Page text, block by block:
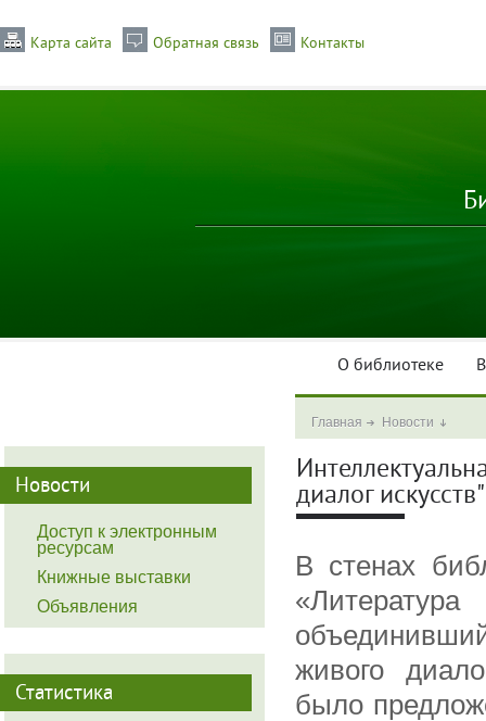
Карта сайта Обратная связь Контакты
О библиотеке
Новости
Доступ к электронным
ресурсам
Книжные выставки
Объявления
Статистика
Главная Новости
диалог искусств"
В стенах
живого
было